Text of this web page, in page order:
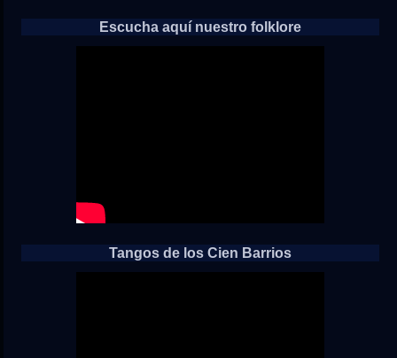
Escucha aquí nuestro folklore
Tangos de los Cien Barrios